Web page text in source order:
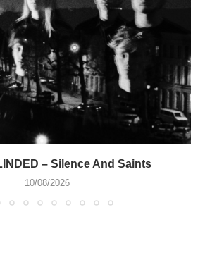
– Silence And Saints
10/08/2026